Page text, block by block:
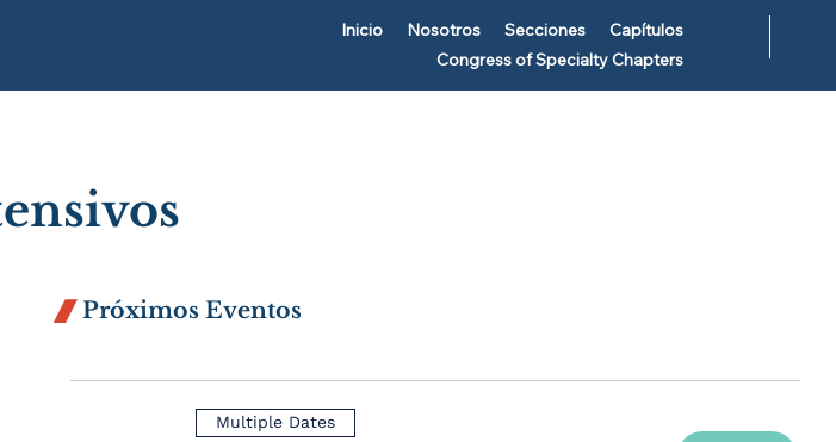
Inicio Nosotros Secciones
Capítulos
Congress of Specialty Chapters
Próximos Eventos
Multiple Dates